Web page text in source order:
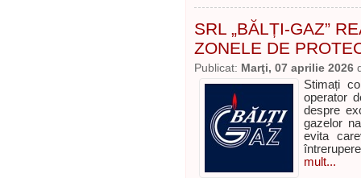
SRL „BĂLȚI-GAZ”
ZONELE DE
Publicat: Marţi, 07 aprilie 2026
Stimați
operator
despre
gazelor
evita
mult...